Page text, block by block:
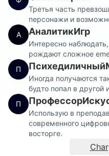
Третья часть
персонажи и
А
АналитикИгр
Интересно
рождают сложное
П
Иногда получаются
будто попал в другой
П
Использую в
современного
восторге.